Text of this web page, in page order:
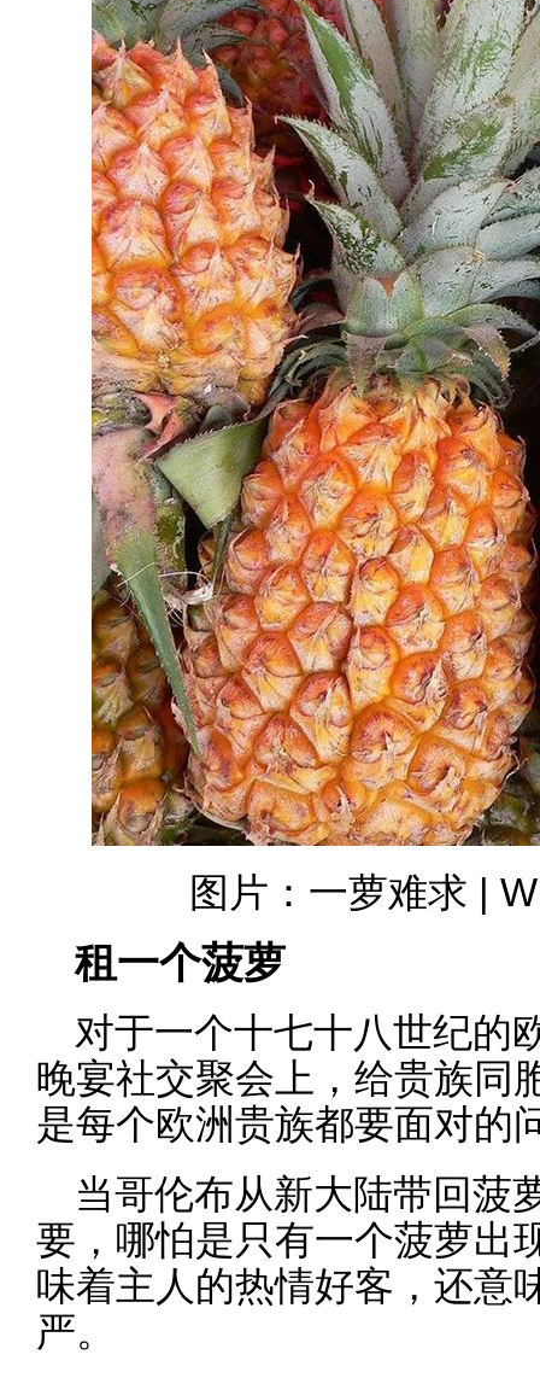
图片：一萝难求 |
租一个菠萝
对于一个十七十八世纪的
晚宴社交聚会上，给贵族同
是每个欧洲贵族都要面对的
当哥伦布从新大陆带回菠
要，哪怕是只有一个菠萝出
味着主人的热情好客，还意
严。